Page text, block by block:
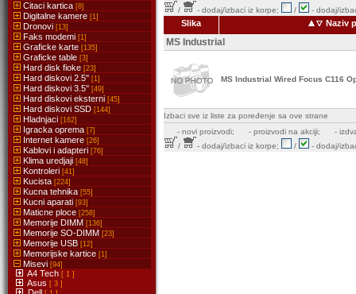
Citaci kartica [8]
Digitalne kamere [1]
Dronovi [13]
Faks modemi [1]
Graficke karte [135]
Graficke table [3]
Hard disk fioke [23]
Hard diskovi 2.5'' [1]
Hard diskovi 3.5'' [49]
Hard diskovi eksterni [45]
Hard diskovi SSD [144]
Hladnjaci [162]
Igracka oprema [7]
Internet kamere [26]
Kablovi i adapteri [76]
Klima uredjaji [48]
Kontroleri [41]
Kucista [224]
Kucna tehnika [55]
Kucni aparati [93]
Maticne ploce [258]
Memorije DIMM [136]
Memorije SO-DIMM [23]
Memorije USB [12]
Memorijske kartice [1]
Misevi [94]
A4 Tech [ 1 ]
Asus [ 3 ]
/
- dodaj/izbaci iz korpe; / - dodaj/
Slika Naziv
MS Industrial
MS Industrial Wired Focus C116
Izbaci sve iz liste za poređenje sa ove strane
- novi proizvodi; - proizvodi na akciji;
-
/
- dodaj/izbaci iz korpe; / - dodaj/